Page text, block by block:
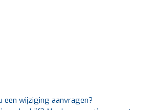
een wijziging aanvragen?